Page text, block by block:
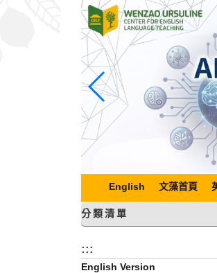
English 文藻首頁
分類清單
:::
English Version